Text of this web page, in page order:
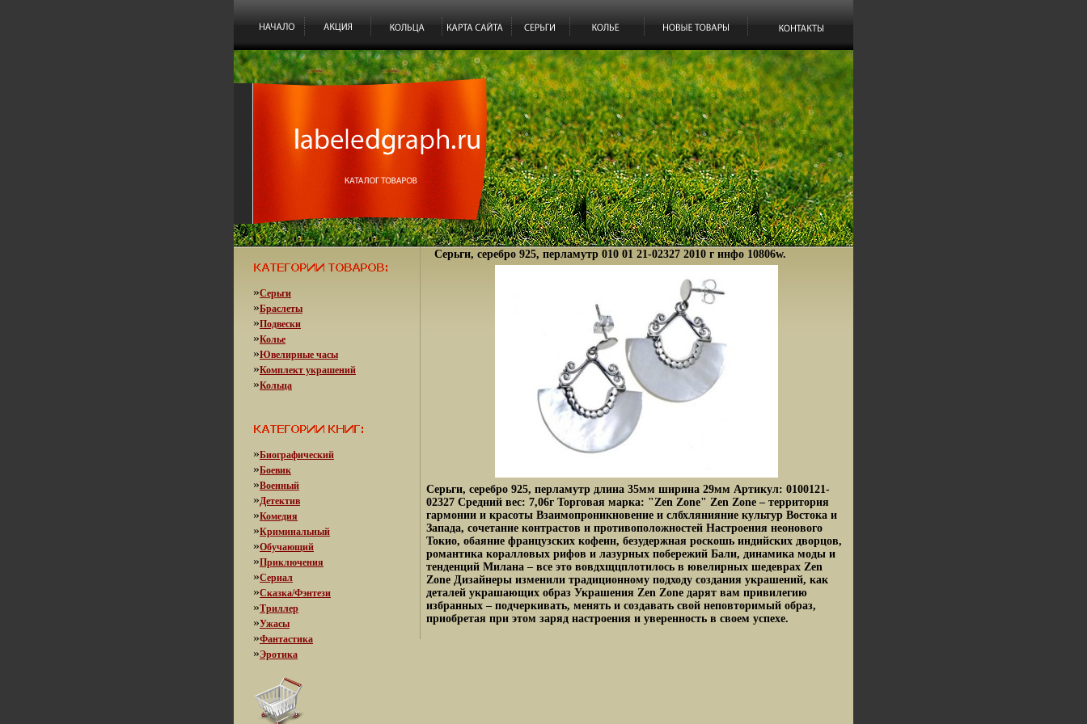
»Серьги
»Браслеты
»Подвески
»Колье
»Ювелирные часы
»Комплект украшений
»Кольца
»Биографический
»Боевик
»Военный
»Детектив
»Комедия
»Криминальный
»Обучающий
»Приключения
»Сериал
»Сказка/Фэнтези
»Триллер
»Ужасы
»Фантастика
»Эротика
Серьги, серебро 925, перламутр 010 01 21-02327 2010 г инфо 10806w.
Серьги, серебро 925, перламутр длина 35мм ширина 29мм Артикул: 0100121-
02327 Средний вес: 7,06г Торговая марка: "Zen Zone" Zen Zone – территория
гармонии и красоты Взаимопроникновение и слбхлянияние культур Востока и
Запада, сочетание контрастов и противоположностей Настроения неонового
Токио, обаяние французских кофеин, безудержная роскошь индийских дворцов,
романтика коралловых рифов и лазурных побережий Бали, динамика моды и
тенденций Милана – все это вовдхщцплотилось в ювелирных шедеврах Zen
Zone Дизайнеры изменили традиционному подходу создания украшений, как
деталей украшающих образ Украшения Zen Zone дарят вам привилегию
избранных – подчеркивать, менять и создавать свой неповторимый образ,
приобретая при этом заряд настроения и уверенность в своем успехе.